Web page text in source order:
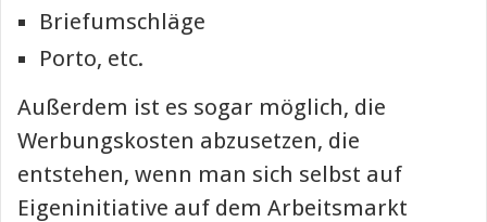
Briefumschläge
Porto, etc.
Außerdem ist es sogar möglich, die
Werbungskosten abzusetzen, die
entstehen, wenn man sich selbst auf
Eigeninitiative auf dem Arbeitsmarkt